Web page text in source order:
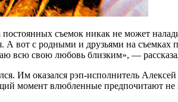
постоянных съемок никак не может
вот с родными и друзьями на
всю свою любовь близким», —
Им оказался рэп-исполнитель
момент влюбленные предпочитают